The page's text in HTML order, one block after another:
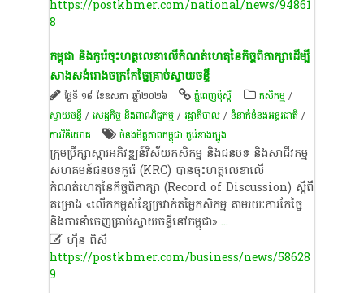
https://postkhmer.com/national/news/94861
8
កម្ពុជា​ និង​កូរ៉េ​ចុះហត្ថលេខា​លើ​កំណត់ហេតុ​នៃ​កិច្ច​ពិភាក្សា​ដើម្បី​
សាងសង់​រោងចក្រ​កែ​ច្នៃ​គ្រាប់ស្វាយចន្ទី​
ថ្ងៃទី ១៨ ខែឧសភា ឆ្នាំ២០២៦ ភ្នំពេញប៉ុស្តិ៍ កសិកម្ម/
ស្វាយចន្ទី​ /សេដ្ឋកិច្ច និងពាណិជ្ជកម្ម/រដ្ឋាភិបាល/ទំនាក់ទំនងអន្តរជាតិ/
ការវិនិយោគ
ចំនងមិត្តភាពកម្ពុជា កូរ៉េខាងត្បូង
ក្រុមប្រឹក្សា​ស្តារ​អភិវឌ្ឍន៍​វិស័យ​កសិកម្ម​ និង​ជនបទ​ និង​សាជីវកម្ម​
សហគមន៍​ជនបទ​កូរ៉េ​ (KRC)​ បាន​ចុះហត្ថលេខា​លើ​
កំណត់ហេតុ​នៃ​កិច្ច​ពិភាក្សា​ (Record​ of​ Discussion)​ ស្តី​ពី​
គម្រោង​ «​លើកកម្ពស់​ខ្សែ​ច្រវាក់​តម្លៃ​កសិកម្ម​ តាម​រយៈ​ការ​កែ​ច្នៃ​
និង​ការ​នាំ​ចេញ​គ្រាប់ស្វាយចន្ទី​នៅ​កម្ពុជា​» ...
ហ៊ឹន ពិសី
https://postkhmer.com/business/news/58628
9